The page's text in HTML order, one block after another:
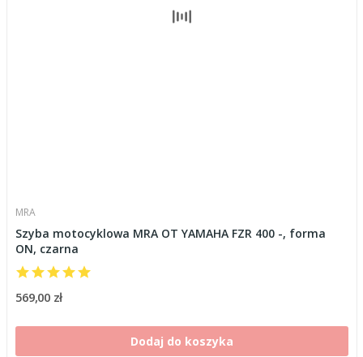
MRA
Szyba motocyklowa MRA OT YAMAHA FZR 400 -, forma
ON, czarna
569,00 zł
Dodaj do koszyka